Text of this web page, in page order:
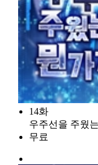
14화
우주선을 주웠
무료